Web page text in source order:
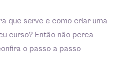
que serve e como criar uma
curso? Então não perca
o passo a passo